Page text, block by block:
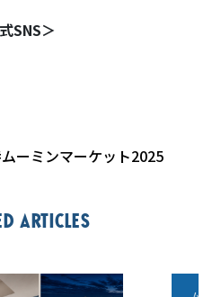
SNS＞
ーミンマーケット2025
articles